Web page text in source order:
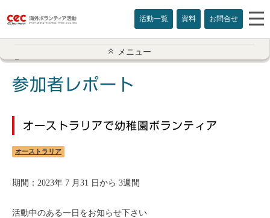
活動一覧 資料 お問合せ
参加者レポート一覧
アメリカ
メニュー
参加者レポート
オーストラリアで幼稚園ボランティア
オーストラリア
期間：2023年 7 月31 日から 3週間
活動中のある一日をお知らせ下さい